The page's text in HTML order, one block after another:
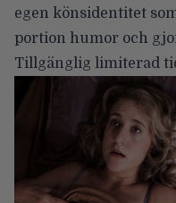
egen könsidentitet
portion humor och
Tillgänglig limiterad